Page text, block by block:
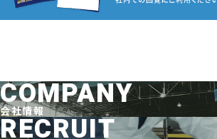
会社情報
COMPANY
RECRUIT